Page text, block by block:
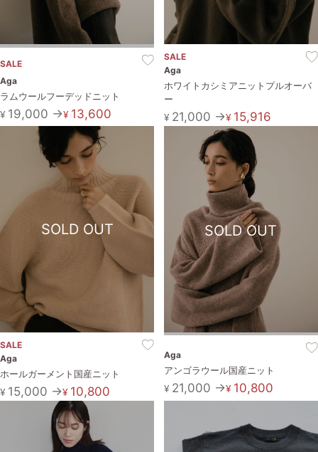
SALE
Aga
ラムウールフーデッドニット
¥19,000 →¥13,600
SALE
Aga
ホワイトカシミアニットプルオーバ
ー
¥21,000 →¥15,916
SOLD OUT
SALE
Aga
ホールガーメント国産ニット
¥15,000 →¥10,800
SOLD OUT
Aga
アンゴラウール国産ニット
¥21,000 →¥10,800